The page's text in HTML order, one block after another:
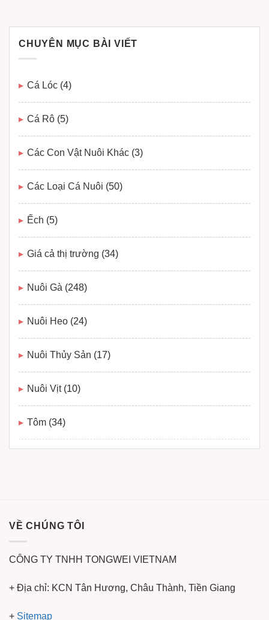
CHUYÊN MỤC BÀI VIẾT
Cá Lóc (4)
Cá Rô (5)
Các Con Vật Nuôi Khác (3)
Các Loại Cá Nuôi (50)
Ếch (5)
Giá cả thị trường (34)
Nuôi Gà (248)
Nuôi Heo (24)
Nuôi Thủy Sản (17)
Nuôi Vịt(10)
Tôm (34)
VỀ CHÚNG TÔI
CÔNG TY TNHH TONGWEI VIETNAM
+ Địa chỉ: KCN Tân Hương, Châu Thành, Tiền Giang
+ Sitemap